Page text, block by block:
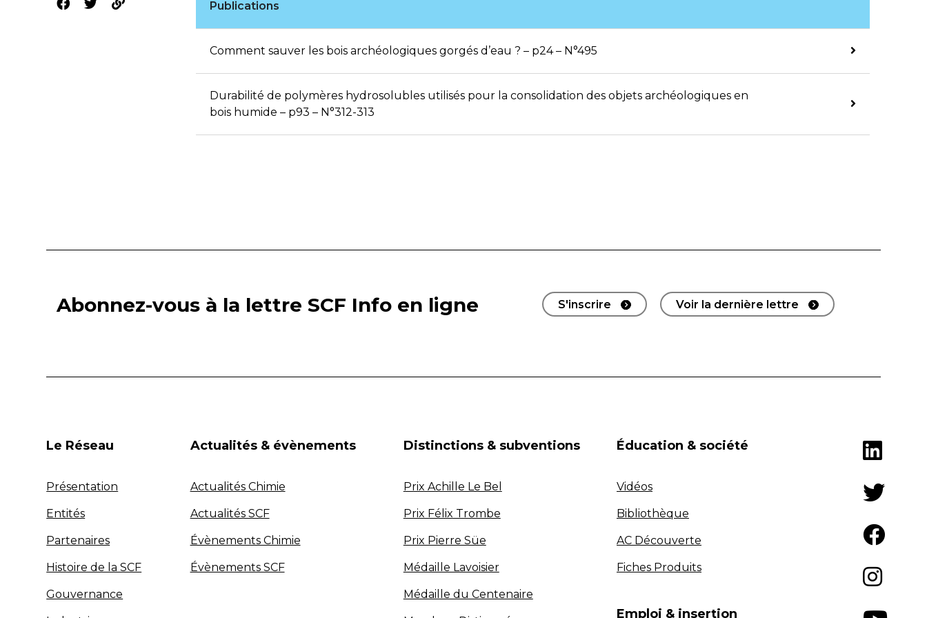
Publications
Comment sauver les bois archéologiques gorgés d’eau ? – p24 – N°495
Durabilité de polymères hydrosolubles utilisés pour la consolidation des objets archéologiques en
bois humide – p93 – N°312-313
Abonnez-vous à la lettre SCF Info en ligne S'inscrire Voir la dernière lettre
Le Réseau
Présentation
Entités
Partenaires
Histoire de la SCF
Gouvernance
Actualités & évènements
Actualités Chimie
Actualités SCF
Évènements Chimie
Évènements SCF
Distinctions & subventions
Prix Achille Le Bel
Prix Félix Trombe
Prix Pierre Süe
Médaille Lavoisier
Médaille du Centenaire
Éducation & société
Vidéos
Bibliothèque
AC Découverte
Fiches Produits
Emploi & insertion